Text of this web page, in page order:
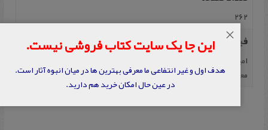
262
فیپا
امینی، علیرضا، تاریخ‌ روابط خارجی‌ ایران‌ در دوران‌ پهلوی‌، تهران، صدای‌
معاصر، ۱۳۸۱، ۲۶۲صفحه.
این جا یک سایت کتاب فروشی نیست.
هدف اول و غیر انتفاعی ما معرفی بهترین ها در میان انبوه آثار است.
در عین حال امکان خرید هم دارید.
×